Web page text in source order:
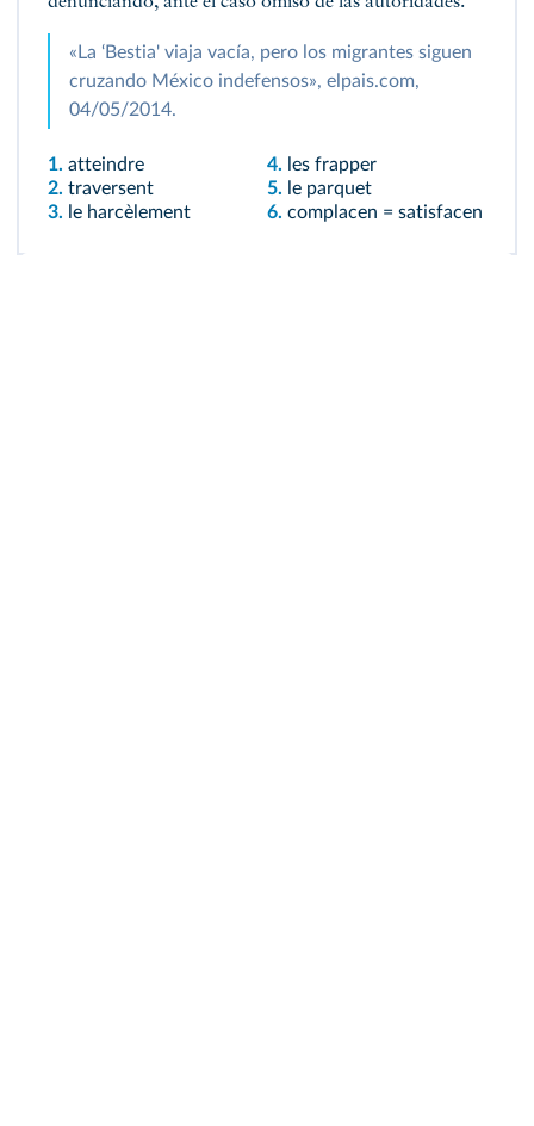
«La ‘Bestia' viaja vacía, pero los migrantes siguen
cruzando México indefensos», elpais.com,
04/05/2014.
1. atteindre
2. traversent
3. le harcèlement
4. les frapper
5. le parquet
6. complacen = satisfacen